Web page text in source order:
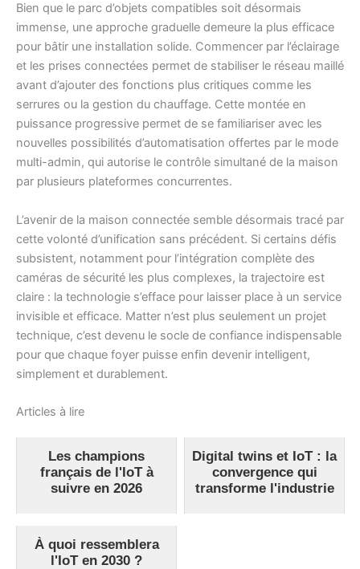
Bien que le parc d’objets compatibles soit désormais
immense, une approche graduelle demeure la plus efficace
pour bâtir une installation solide. Commencer par l’éclairage
et les prises connectées permet de stabiliser le réseau maillé
avant d’ajouter des fonctions plus critiques comme les
serrures ou la gestion du chauffage. Cette montée en
puissance progressive permet de se familiariser avec les
nouvelles possibilités d’automatisation offertes par le mode
multi-admin, qui autorise le contrôle simultané de la maison
par plusieurs plateformes concurrentes.
L’avenir de la maison connectée semble désormais tracé par
cette volonté d’unification sans précédent. Si certains défis
subsistent, notamment pour l’intégration complète des
caméras de sécurité les plus complexes, la trajectoire est
claire : la technologie s’efface pour laisser place à un service
invisible et efficace. Matter n’est plus seulement un projet
technique, c’est devenu le socle de confiance indispensable
pour que chaque foyer puisse enfin devenir intelligent,
simplement et durablement.
Articles à lire
Les champions
français de l'IoT à
suivre en 2026
Digital twins et IoT : la
convergence qui
transforme l'industrie
À quoi ressemblera
l'IoT en 2030 ?